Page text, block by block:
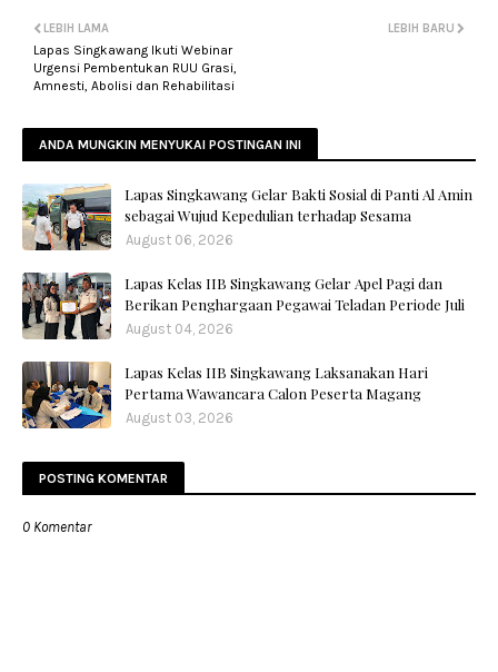
LEBIH BARU
LEBIH LAMA
Lapas Singkawang Ikuti Webinar
Urgensi Pembentukan RUU Grasi,
Amnesti, Abolisi dan Rehabilitasi
ANDA MUNGKIN MENYUKAI POSTINGAN INI
Lapas Singkawang Gelar Bakti Sosial di Panti Al Amin
sebagai Wujud Kepedulian terhadap Sesama
August 06, 2026
Lapas Kelas IIB Singkawang Gelar Apel Pagi dan
Berikan Penghargaan Pegawai Teladan Periode Juli
August 04, 2026
Lapas Kelas IIB Singkawang Laksanakan Hari
Pertama Wawancara Calon Peserta Magang
August 03, 2026
POSTING KOMENTAR
0 Komentar